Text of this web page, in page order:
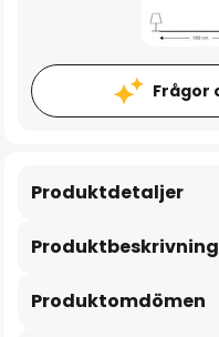
Frågor
Produktbeskrivning
Produktdetaljer
Produktomdömen